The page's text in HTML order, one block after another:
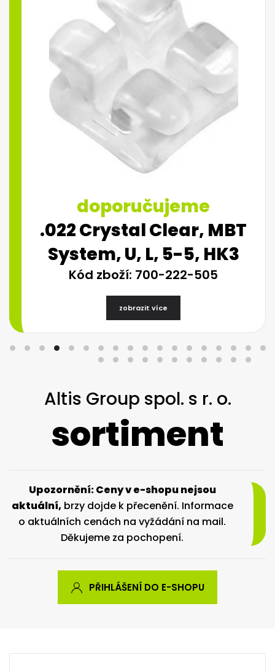
doporučujeme
.022 Crystal Clear, MBT
System, U, L, 5-5, HK3
Kód zboží: 700-222-505
zobrazit více
Altis Group spol. s r. o.
sortiment
Upozornění: Ceny v e-shopu nejsou
aktuální,brzy dojde k přecenění. Informace
o aktuálních cenách na vyžádání na mail.
Děkujeme za pochopení.
PŘIHLÁŠENÍ DO E-SHOPU